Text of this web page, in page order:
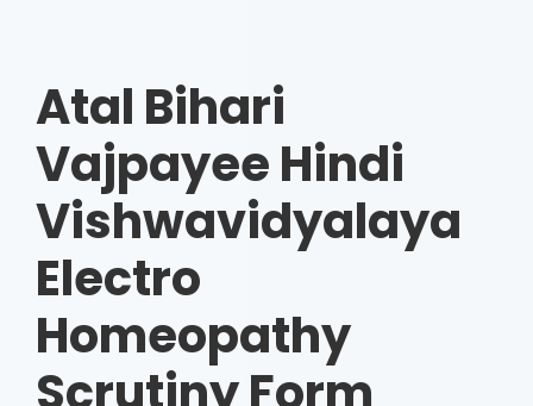
Atal Bihari
Vajpayee Hindi
Vishwavidyalaya
Electro
Homeopathy